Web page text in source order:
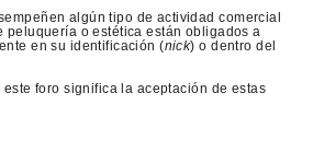
algún tipo de actividad comercial
peluquería o estética están obligados a
en su identificación (nick) o dentro del
foro significa la aceptación de estas